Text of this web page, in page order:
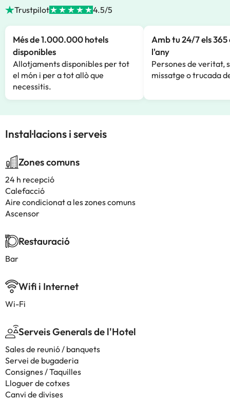
Trustpilot 4.5/5
Més de 1.000.000 hotels
disponibles
Allotjaments disponibles per tot
el món i per a tot allò que
necessitis.
Amb tu 24/7 els 365
l'any
Persones de veritat,
missatge o trucada
Instal·lacions i serveis
Zones comuns
24 h recepció
Calefacció
Aire condicionat a les zones comuns
Ascensor
Restauració
Bar
Wifi i Internet
Wi-Fi
Serveis Generals de l'Hotel
Sales de reunió / banquets
Servei de bugaderia
Consignes / Taquilles
Lloguer de cotxes
Canvi de divises